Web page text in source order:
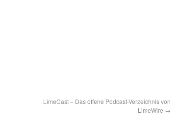
LimeCast – Das offene Podcast-Verzeichnis von
LimeWire →